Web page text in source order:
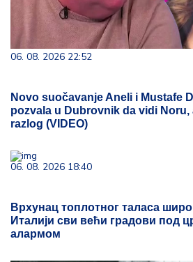
06. 08. 2026 22:52
Novo suočavanje Aneli i Mustafe
pozvala u Dubrovnik da vidi Noru,
razlog (VIDEO)
06. 08. 2026 18:40
Врхунац топлотног таласа
Италији сви већи градови под
алармом